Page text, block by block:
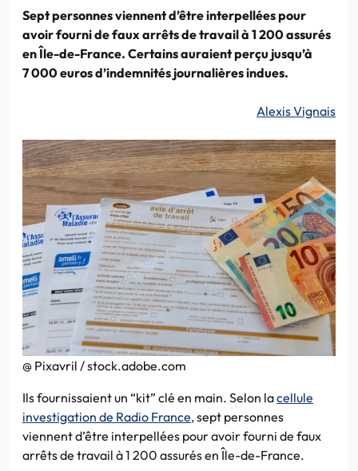
Sept personnes viennent d’être interpellées pour
avoir fourni de faux arrêts de travail à 1 200 assurés
en Île-de-France. Certains auraient perçu jusqu’à
7 000 euros d’indemnités journalières indues.
Alexis Vignais
@ Pixavril / stock.adobe.com
Ils fournissaient un “kit” clé en main. Selon lacellule
investigation de Radio France,sept personnes
viennent d’être interpellées pour avoir fourni de faux
arrêts de travail à 1 200 assurés en Île-de-France.